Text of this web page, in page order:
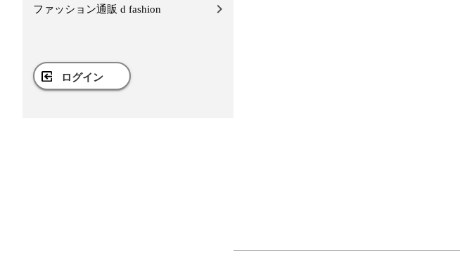
ファッション通販 d fashion
ログイン